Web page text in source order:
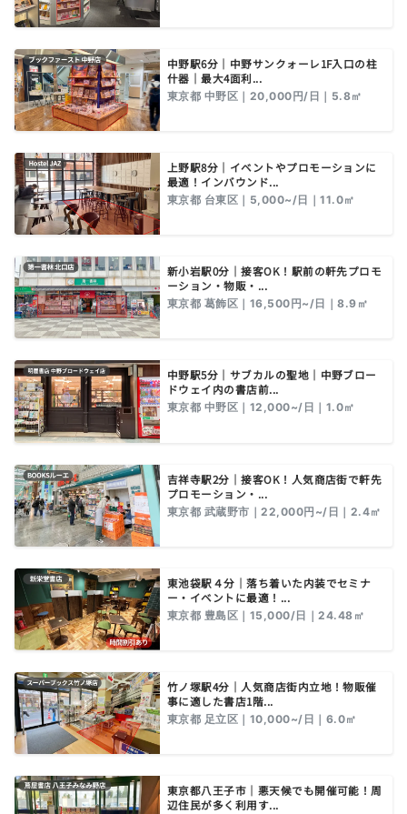
中野駅6分｜中野サンクォーレ1F入口の柱
什器｜最大4面利...
東京都 中野区｜20,000円/日｜5.8㎡
上野駅8分｜イベントやプロモーションに
最適！インバウンド...
東京都 台東区｜5,000~/日｜11.0㎡
新小岩駅0分｜接客OK！駅前の軒先プロモ
ーション・物販・...
東京都 葛飾区｜16,500円~/日｜8.9㎡
中野駅5分｜サブカルの聖地｜中野ブロー
ドウェイ内の書店前...
東京都 中野区｜12,000~/日｜1.0㎡
吉祥寺駅2分｜接客OK！人気商店街で軒先
プロモーション・...
東京都 武蔵野市｜22,000円~/日｜2.4㎡
東池袋駅４分｜落ち着いた内装でセミナ
ー・イベントに最適！...
東京都 豊島区｜15,000/日｜24.48㎡
竹ノ塚駅4分｜人気商店街内立地！物販催
事に適した書店1階...
東京都 足立区｜10,000~/日｜6.0㎡
東京都八王子市｜悪天候でも開催可能！周
辺住民が多く利用す...